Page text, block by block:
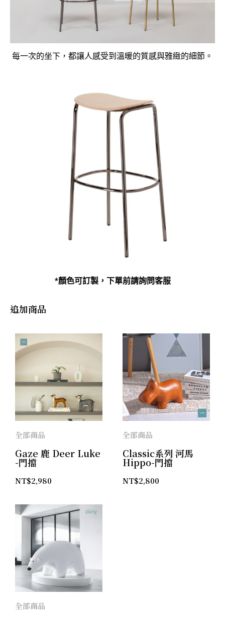
每一次的坐下，都讓人感受到溫暖的質感與雅緻的細節。
*顏色可訂製，下單前請詢問客服
追加商品
全部商品
Gaze 鹿 Deer Luke
-門擋
NT$2,980
全部商品
Classic系列 河馬
Hippo-門擋
NT$2,800
全部商品